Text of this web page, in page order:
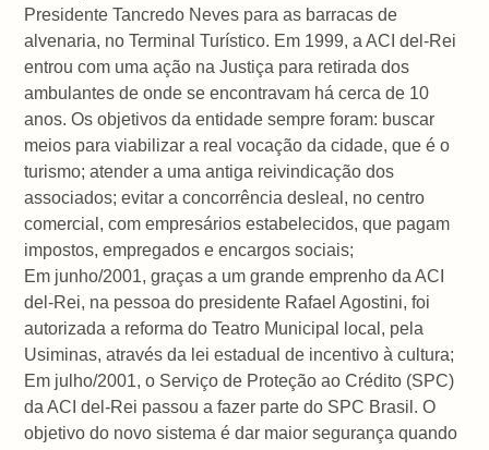
Presidente Tancredo Neves para as barracas de
alvenaria, no Terminal Turístico. Em 1999, a ACI del-Rei
entrou com uma ação na Justiça para retirada dos
ambulantes de onde se encontravam há cerca de 10
anos. Os objetivos da entidade sempre foram: buscar
meios para viabilizar a real vocação da cidade, que é o
turismo; atender a uma antiga reivindicação dos
associados; evitar a concorrência desleal, no centro
comercial, com empresários estabelecidos, que pagam
impostos, empregados e encargos sociais;
Em junho/2001, graças a um grande emprenho da ACI
del-Rei, na pessoa do presidente Rafael Agostini, foi
autorizada a reforma do Teatro Municipal local, pela
Usiminas, através da lei estadual de incentivo à cultura;
Em julho/2001, o Serviço de Proteção ao Crédito (SPC)
da ACI del-Rei passou a fazer parte do SPC Brasil. O
objetivo do novo sistema é dar maior segurança quando